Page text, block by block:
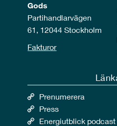
Gods
Partihandlarvägen
61, 12044 Stockholm
Fakturor
Prenumerera
Press
Energiutblick podcast